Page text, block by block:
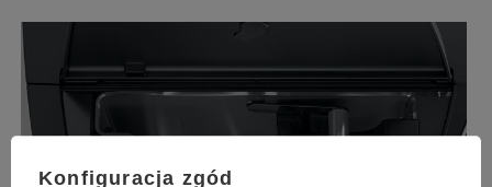
Konfiguracja zgód